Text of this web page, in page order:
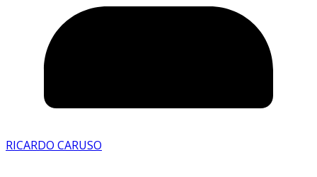
RICARDO CARUSO